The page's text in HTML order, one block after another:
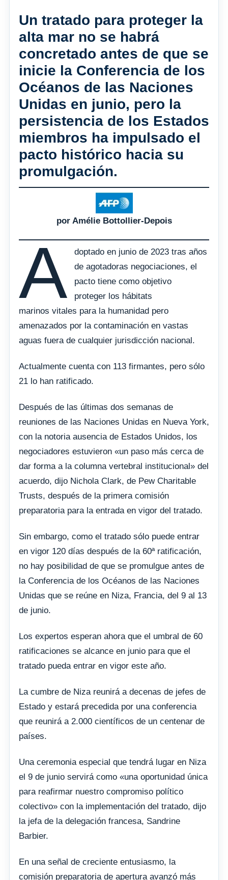
Un tratado para proteger la
alta mar no se habrá
concretado antes de que se
inicie la Conferencia de los
Océanos de las Naciones
Unidas en junio, pero la
persistencia de los Estados
miembros ha impulsado el
pacto histórico hacia su
promulgación.
por Amélie Bottollier-Depois
A
doptado en junio de 2023 tras años
de agotadoras negociaciones, el
pacto tiene como objetivo
proteger los hábitats
marinos vitales para la humanidad pero
amenazados por la contaminación en vastas
aguas fuera de cualquier jurisdicción nacional.
Actualmente cuenta con 113 firmantes, pero sólo
21 lo han ratificado.
Después de las últimas dos semanas de
reuniones de las Naciones Unidas en Nueva York,
con la notoria ausencia de Estados Unidos, los
negociadores estuvieron «un paso más cerca de
dar forma a la columna vertebral institucional» del
acuerdo, dijo Nichola Clark, de Pew Charitable
Trusts, después de la primera comisión
preparatoria para la entrada en vigor del tratado.
Sin embargo, como el tratado sólo puede entrar
en vigor 120 días después de la 60ª ratificación,
no hay posibilidad de que se promulgue antes de
la Conferencia de los Océanos de las Naciones
Unidas que se reúne en Niza, Francia, del 9 al 13
de junio.
Los expertos esperan ahora que el umbral de 60
ratificaciones se alcance en junio para que el
tratado pueda entrar en vigor este año.
La cumbre de Niza reunirá a decenas de jefes de
Estado y estará precedida por una conferencia
que reunirá a 2.000 científicos de un centenar de
países.
Una ceremonia especial que tendrá lugar en Niza
el 9 de junio servirá como «una oportunidad única
para reafirmar nuestro compromiso político
colectivo» con la implementación del tratado, dijo
la jefa de la delegación francesa, Sandrine
Barbier.
En una señal de creciente entusiasmo, la
comisión preparatoria de apertura avanzó más